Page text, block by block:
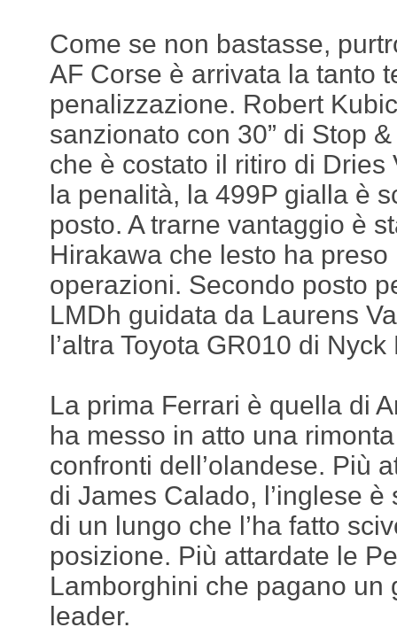
Come se non bastasse,
AF Corse è arrivata la tanto
penalizzazione. Robert
sanzionato con 30” di Stop
che è costato il ritiro di Dries
la penalità, la 499P gialla è
posto. A trarne vantaggio è
Hirakawa che lesto ha
operazioni. Secondo posto
LMDh guidata da Laurens
l’altra Toyota GR010 di
La prima Ferrari è quella di
ha messo in atto una
confronti dell’olandese. Più
di James Calado, l’inglese
di un lungo che l’ha fatto
posizione. Più attardate le
Lamborghini che pagano un
leader.